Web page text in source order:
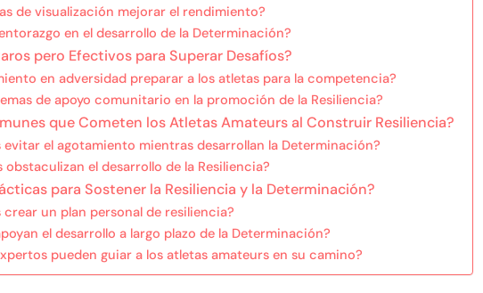
de visualización mejorar el rendimiento?
en el desarrollo de la Determinación?
pero Efectivos para Superar Desafíos?
en adversidad preparar a los atletas para la competencia?
de apoyo comunitario en la promoción de la Resiliencia?
que Cometen los Atletas Amateurs al Construir Resiliencia?
el agotamiento mientras desarrollan la Determinación?
el desarrollo de la Resiliencia?
para Sostener la Resiliencia y la Determinación?
un plan personal de resiliencia?
el desarrollo a largo plazo de la Determinación?
pueden guiar a los atletas amateurs en su camino?